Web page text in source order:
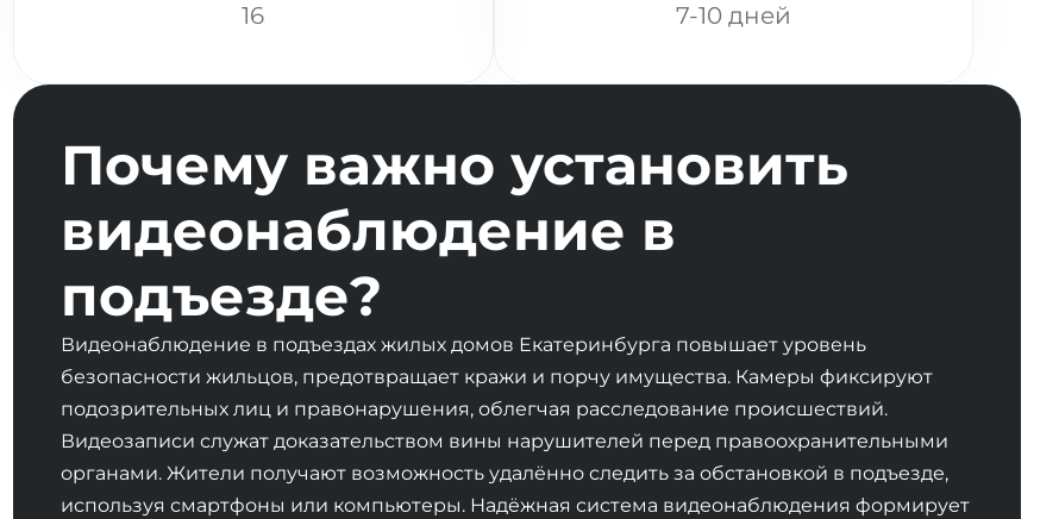
16
7-10 дней
Почему важно установить
видеонаблюдение в
подъезде?
Видеонаблюдение в подъездах жилых домов Екатеринбурга повышает уровень
безопасности жильцов, предотвращает кражи и порчу имущества. Камеры фиксируют
подозрительных лиц и правонарушения, облегчая расследование происшествий.
Видеозаписи служат доказательством вины нарушителей перед правоохранительными
органами. Жители получают возможность удалённо следить за обстановкой в подъезде,
используя смартфоны или компьютеры. Надёжная система видеонаблюдения формирует